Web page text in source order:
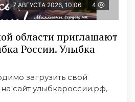
7 АВГУСТА 2026, 10:06 4
области приглашают
России. Улыбка
загрузить свой
сайт улыбкароссии.рф,